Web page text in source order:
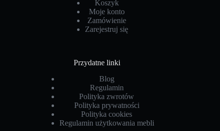
Koszyk
Moje konto
Zamówienie
Zarejestruj się
Przydatne linki
Blog
Regulamin
Polityka zwrotów
Polityka prywatności
Polityka cookies
Regulamin użytkowania mebli